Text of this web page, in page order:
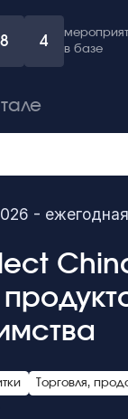
8 4
в базе
-
Торговля,